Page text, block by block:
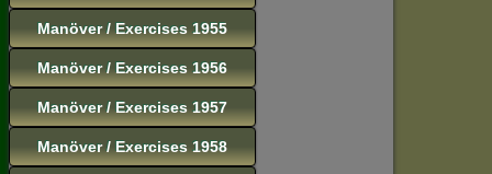
Manöver / Exercises 1955
Manöver / Exercises 1956
Manöver / Exercises 1957
Manöver / Exercises 1958